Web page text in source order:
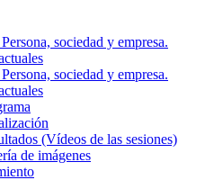
sociedad y empresa.
sociedad y empresa.
(Vídeos de las sesiones)
de imágenes